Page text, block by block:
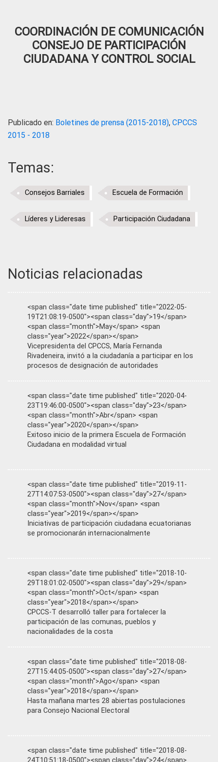
COORDINACIÓN DE COMUNICACIÓN
CONSEJO DE PARTICIPACIÓN
CIUDADANA Y CONTROL SOCIAL
Publicado en: Boletines de prensa (2015-2018), CPCCS
2015 - 2018
Temas:
Consejos Barriales Escuela de Formación
Líderes y Lideresas Participación Ciudadana
Noticias relacionadas
<span class="date time published" title="2022-05-
19T21:08:19-0500"><span class="day">19</span>
<span class="month">May</span> <span
class="year">2022</span></span>
Vicepresidenta del CPCCS, María Fernanda
Rivadeneira, invitó a la ciudadanía a participar en los
procesos de designación de autoridades
<span class="date time published" title="2020-04-
23T19:46:00-0500"><span class="day">23</span>
<span class="month">Abr</span> <span
class="year">2020</span></span>
Exitoso inicio de la primera Escuela de Formación
Ciudadana en modalidad virtual
<span class="date time published" title="2019-11-
27T14:07:53-0500"><span class="day">27</span>
<span class="month">Nov</span> <span
class="year">2019</span></span>
Iniciativas de participación ciudadana ecuatorianas
se promocionarán internacionalmente
<span class="date time published" title="2018-10-
29T18:01:02-0500"><span class="day">29</span>
<span class="month">Oct</span> <span
class="year">2018</span></span>
CPCCS-T desarrolló taller para fortalecer la
participación de las comunas, pueblos y
nacionalidades de la costa
<span class="date time published" title="2018-08-
27T15:44:05-0500"><span class="day">27</span>
<span class="month">Ago</span> <span
class="year">2018</span></span>
Hasta mañana martes 28 abiertas postulaciones
para Consejo Nacional Electoral
<span class="date time published" title="2018-08-
24T10:51:18-0500"><span class="day">24</span>